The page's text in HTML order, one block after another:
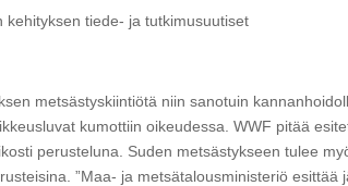
kehityksen tiede- ja tutkimusuutiset
metsästyskiintiötä niin sanotuin
kumottiin oikeudessa. WWF pitää
perusteluna. Suden metsästykseen tulee
”Maa- ja metsätalousministeriö esittää